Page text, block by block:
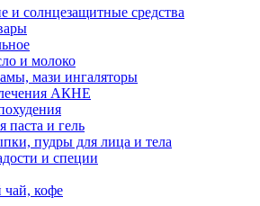
и солнцезащитные средства
и молоко
мази ингаляторы
АКНЕ
паста и гель
пудры для лица и тела
и специи
чай, кофе